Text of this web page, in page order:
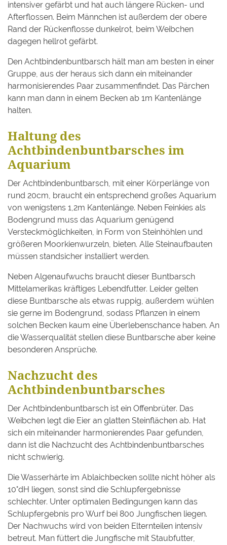
intensiver gefärbt und hat auch längere Rücken- und
Afterflossen. Beim Männchen ist außerdem der obere
Rand der Rückenflosse dunkelrot, beim Weibchen
dagegen hellrot gefärbt.
Den Achtbindenbuntbarsch hält man am besten in einer
Gruppe, aus der heraus sich dann ein miteinander
harmonisierendes Paar zusammenfindet. Das Pärchen
kann man dann in einem Becken ab 1m Kantenlänge
halten.
Haltung des
Achtbindenbuntbarsches im
Aquarium
Der Achtbindenbuntbarsch, mit einer Körperlänge von
rund 20cm, braucht ein entsprechend großes Aquarium
von wenigstens 1,2m Kantenlänge. Neben Feinkies als
Bodengrund muss das Aquarium genügend
Versteckmöglichkeiten, in Form von Steinhöhlen und
größeren Moorkienwurzeln, bieten. Alle Steinaufbauten
müssen standsicher installiert werden.
Neben Algenaufwuchs braucht dieser Buntbarsch
Mittelamerikas kräftiges Lebendfutter. Leider gelten
diese Buntbarsche als etwas ruppig, außerdem wühlen
sie gerne im Bodengrund, sodass Pflanzen in einem
solchen Becken kaum eine Überlebenschance haben. An
die Wasserqualität stellen diese Buntbarsche aber keine
besonderen Ansprüche.
Nachzucht des
Achtbindenbuntbarsches
Der Achtbindenbuntbarsch ist ein Offenbrüter. Das
Weibchen legt die Eier an glatten Steinflächen ab. Hat
sich ein miteinander harmonierendes Paar gefunden,
dann ist die Nachzucht des Achtbindenbuntbarsches
nicht schwierig.
Die Wasserhärte im Ablaichbecken sollte nicht höher als
10°dH liegen, sonst sind die Schlupfergebnisse
schlechter. Unter optimalen Bedingungen kann das
Schlupfergebnis pro Wurf bei 800 Jungfischen liegen.
Der Nachwuchs wird von beiden Elternteilen intensiv
betreut. Man füttert die Jungfische mit Staubfutter,